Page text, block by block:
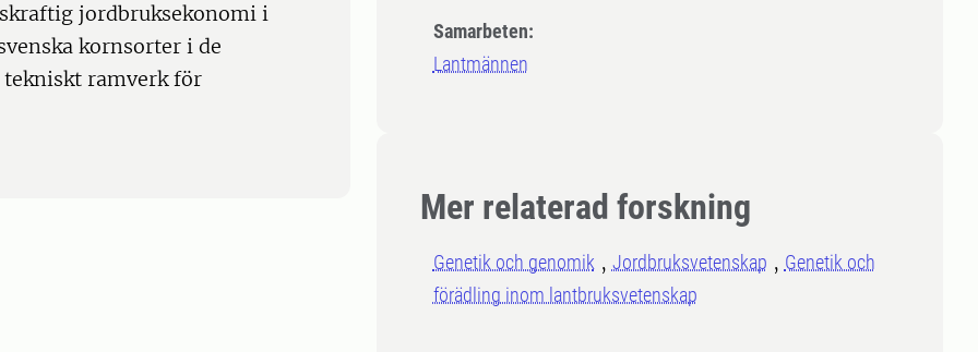
Samarbeten:
Lantmännen
Mer relaterad forskning
Genetik och genomik Jordbruksvetenskap
Genetik och
förädling inom lantbruksvetenskap
jordbruksekonomi i
kornsorter i de
ramverk för